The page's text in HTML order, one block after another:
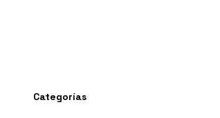
Categorías